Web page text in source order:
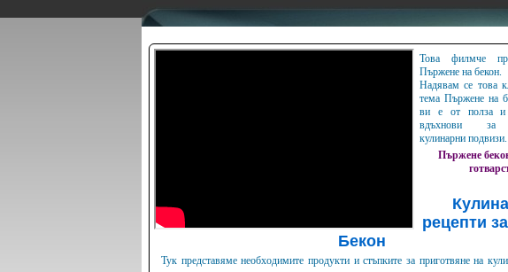
Това филмче
Пържене на бекон.
Надявам се това
тема Пържене на
ви е от полза
вдъхнови за
кулинарни подвизи.
Пържене
рецепти
Бекон
Тук представяме необходимите продукти и стъпките за приготвяне на